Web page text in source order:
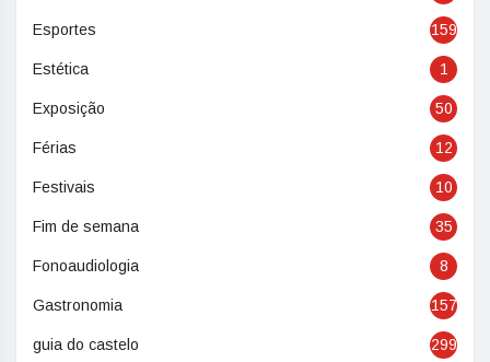
Esportes 159
Estética 1
Exposição 50
Férias 12
Festivais 10
Fim de semana 35
Fonoaudiologia 8
Gastronomia 157
guia do castelo 299